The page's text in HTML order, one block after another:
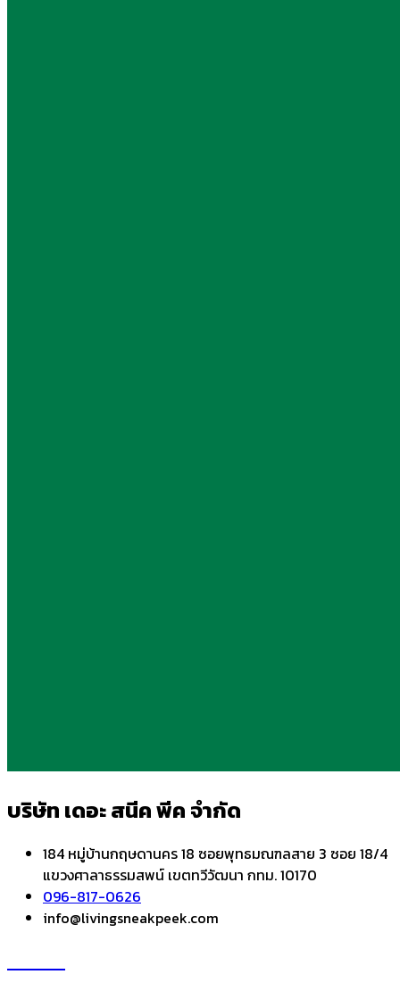
บริษัท เดอะ สนีค พีค จำกัด
184 หมู่บ้านกฤษดานคร 18 ซอยพุทธมณฑลสาย 3 ซอย 18/4
แขวงศาลาธรรมสพน์ เขตทวีวัฒนา กทม. 10170
096-817-0626
info@livingsneakpeek.com